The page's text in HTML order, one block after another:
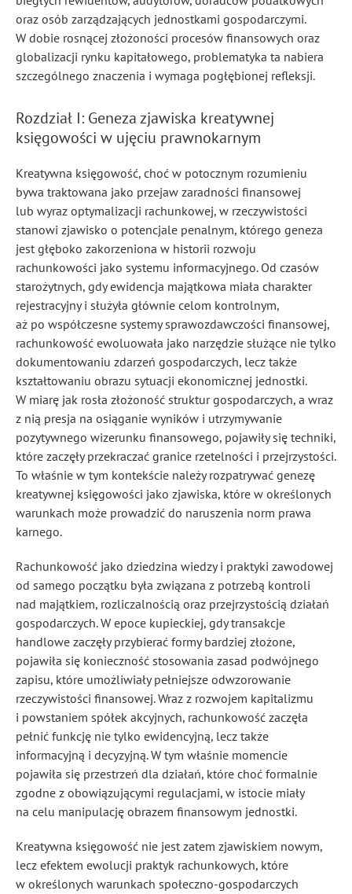
oraz osób zarządzających jednostkami gospodarczymi.
W dobie rosnącej złożoności procesów finansowych oraz
globalizacji rynku kapitałowego, problematyka ta nabiera
szczególnego znaczenia i wymaga pogłębionej refleksji.
Rozdział I: Geneza zjawiska kreatywnej
księgowości w ujęciu prawnokarnym
Kreatywna księgowość, choć w potocznym rozumieniu
bywa traktowana jako przejaw zaradności finansowej
lub wyraz optymalizacji rachunkowej, w rzeczywistości
stanowi zjawisko o potencjale penalnym, którego geneza
jest głęboko zakorzeniona w historii rozwoju
rachunkowości jako systemu informacyjnego. Od czasów
starożytnych, gdy ewidencja majątkowa miała charakter
rejestracyjny i służyła głównie celom kontrolnym,
aż po współczesne systemy sprawozdawczości finansowej,
rachunkowość ewoluowała jako narzędzie służące nie tylko
dokumentowaniu zdarzeń gospodarczych, lecz także
kształtowaniu obrazu sytuacji ekonomicznej jednostki.
W miarę jak rosła złożoność struktur gospodarczych, a wraz
z nią presja na osiąganie wyników i utrzymywanie
pozytywnego wizerunku finansowego, pojawiły się techniki,
które zaczęły przekraczać granice rzetelności i przejrzystości.
To właśnie w tym kontekście należy rozpatrywać genezę
kreatywnej księgowości jako zjawiska, które w określonych
warunkach może prowadzić do naruszenia norm prawa
karnego.
Rachunkowość jako dziedzina wiedzy i praktyki zawodowej
od samego początku była związana z potrzebą kontroli
nad majątkiem, rozliczalnością oraz przejrzystością działań
gospodarczych. W epoce kupieckiej, gdy transakcje
handlowe zaczęły przybierać formy bardziej złożone,
pojawiła się konieczność stosowania zasad podwójnego
zapisu, które umożliwiały pełniejsze odwzorowanie
rzeczywistości finansowej. Wraz z rozwojem kapitalizmu
i powstaniem spółek akcyjnych, rachunkowość zaczęła
pełnić funkcję nie tylko ewidencyjną, lecz także
informacyjną i decyzyjną. W tym właśnie momencie
pojawiła się przestrzeń dla działań, które choć formalnie
zgodne z obowiązującymi regulacjami, w istocie miały
na celu manipulację obrazem finansowym jednostki.
Kreatywna księgowość nie jest zatem zjawiskiem nowym,
lecz efektem ewolucji praktyk rachunkowych, które
w określonych warunkach społeczno-gospodarczych